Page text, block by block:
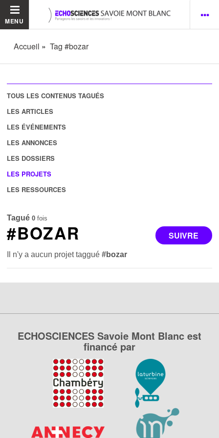
MENU
Accueil Tag #bozar
TOUS LES CONTENUS TAGUÉS
LES ARTICLES
LES ÉVÉNEMENTS
LES ANNONCES
LES DOSSIERS
LES PROJETS
LES RESSOURCES
Tagué 0 fois
SUIVRE
#BOZAR
Il n'y a aucun projet taggué#bozar
ECHOSCIENCES Savoie Mont Blanc est
financé par